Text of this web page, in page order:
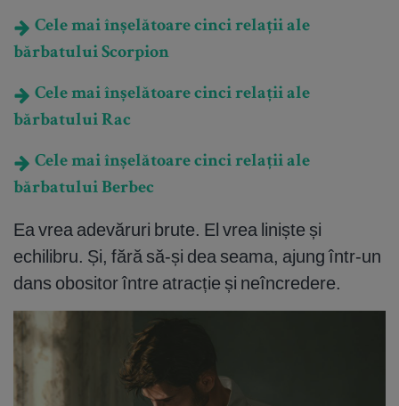
Cele mai înșelătoare cinci relații ale
bărbatului Scorpion
Cele mai înșelătoare cinci relații ale
bărbatului Rac
Cele mai înșelătoare cinci relații ale
bărbatului Berbec
Ea vrea adevăruri brute. El vrea liniște și
echilibru. Și, fără să-și dea seama, ajung într-un
dans obositor între atracție și neîncredere.